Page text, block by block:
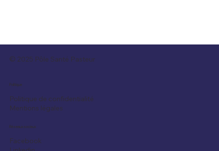
© 2025 Pôle Santé Pasteur
Politique
Politique de confidentialité
Mentions légales
Réseaux sociaux
Facebook